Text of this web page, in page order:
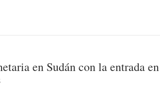
en Sudán con la entrada en